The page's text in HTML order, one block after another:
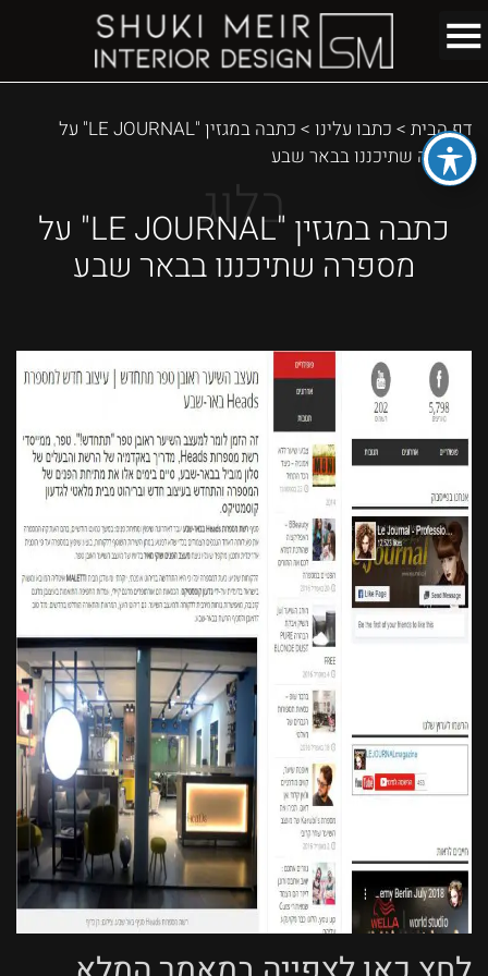
דף הבית > כתבו עלינו >
כתבה במגזין "LE JOURNAL" על
מספרה שתיכננו בבאר שבע
בלוג כתבה במגזין "LE JOURNAL" על
מספרה שתיכננו בבאר שבע